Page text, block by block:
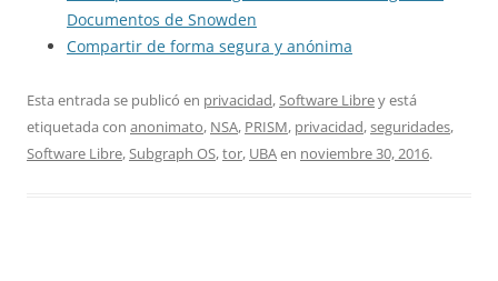
Documentos de Snowden
Compartir de forma segura y anónima
Esta entrada se publicó en privacidad,Software Librey está
etiquetada con anonimato, NSA, PRISM, privacidad,seguridades,
Software Libre,Subgraph OS,tor, UBAen noviembre 30, 2016.